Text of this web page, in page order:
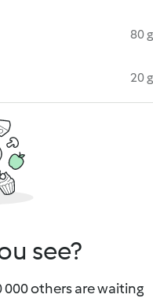
80 g
20 g
see?
others are waiting